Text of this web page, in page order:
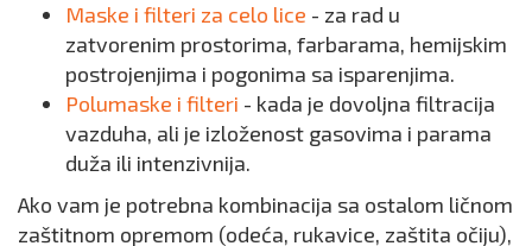
Maske i filteri za celo lice - za rad u
zatvorenim prostorima, farbarama, hemijskim
postrojenjima i pogonima sa isparenjima.
Polumaske i filteri - kada je dovoljna filtracija
vazduha, ali je izloženost gasovima i parama
duža ili intenzivnija.
Ako vam je potrebna kombinacija sa ostalom ličnom
zaštitnom opremom (odeća, rukavice, zaštita očiju),